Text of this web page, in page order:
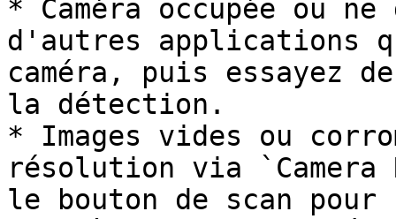
* Caméra occupée ou
d'autres applications
caméra, puis essayez
la détection.
* Images vides ou
résolution via `Camera
le bouton de scan